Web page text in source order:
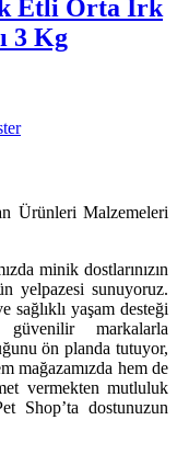
Etli Orta Irk
3 Kg
Ürünleri Malzemeleri
minik dostlarınızın
yelpazesi sunuyoruz.
sağlıklı yaşam desteği
markalarla
ön planda tutuyor,
mağazamızda hem de
vermekten mutluluk
Shop’ta dostunuzun